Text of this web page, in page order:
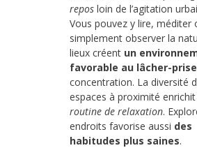
repos loin de l’agitation
Vous pouvez y lire, méditer
simplement observer la
lieux créent un
favorable au lâcher-prise
concentration. La diversité
espaces à proximité enrichit
routine de relaxation.
endroits favorise aussi des
habitudes plus saines.